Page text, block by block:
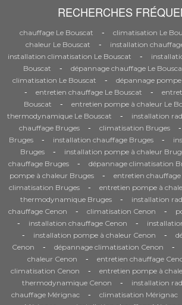
RECHERCHES
chauffage Le Bouscat - climatisation Le
chaleur Le Bouscat
- installation
installation climatisation Le Bouscat -
Bouscat
- dépannage chauffage Le
climatisation Le Bouscat
- dépannage
- entretien chauffage Le Bouscat -
Bouscat
- entretien pompe à chaleur Le
thermodynamique Le Bouscat
- installation
chauffage Bruges - climatisation Bruges -
Bruges
- installation chauffage Bruges -
Bruges
- installation pompe à chaleur
chauffage Bruges
- dépannage climatisation
pompe à chaleur Bruges
- entretien chauffage
climatisation Bruges
- entretien pompe à
thermodynamique Bruges
- installation
chauffage Cenon - climatisation Cenon -
- installation chauffage Cenon -
- installation pompe à chaleur Cenon -
Cenon
- dépannage climatisation Cenon -
chaleur Cenon
- entretien chauffage
climatisation Cenon
- entretien pompe à
thermodynamique Cenon
- installation
chauffage Mérignac - climatisation Mérignac